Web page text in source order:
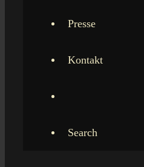
Presse
Kontakt
Search